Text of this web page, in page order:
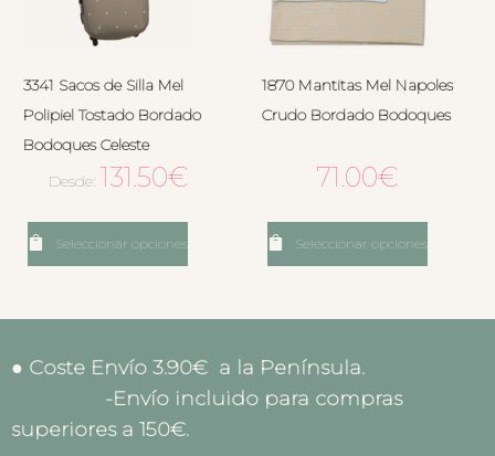
3341 Sacos de Silla Mel
Polipiel Tostado Bordado
Bodoques Celeste
Desde: 131.50€
Seleccionar opciones
1870 Mantitas Mel Napoles
Crudo Bordado Bodoques
71.00€
Seleccionar opciones
● Coste Envío 3.90€ a la Península.
-Envío incluido para compras
superiores a 150€.